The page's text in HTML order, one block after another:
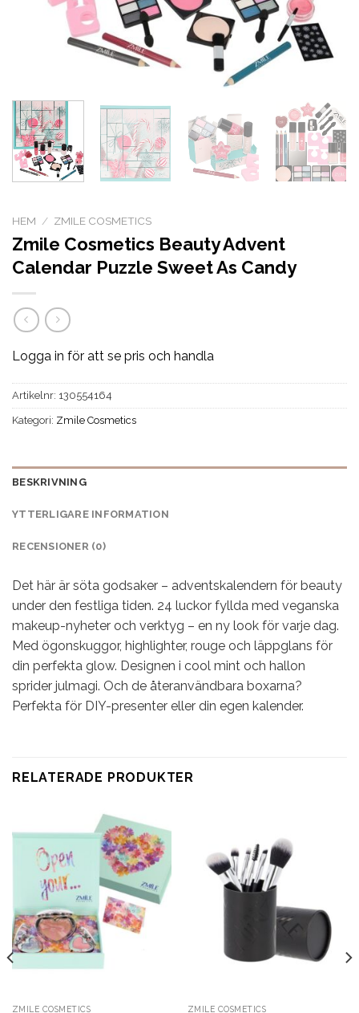
HEM / ZMILE COSMETICS
Zmile Cosmetics Beauty Advent
Calendar Puzzle Sweet As Candy
Logga in för att se pris och handla
Artikelnr: 130554164
Kategori: Zmile Cosmetics
BESKRIVNING
YTTERLIGARE INFORMATION
RECENSIONER (0)
Det här är söta godsaker – adventskalendern för beauty
under den festliga tiden. 24 luckor fyllda med veganska
makeup-nyheter och verktyg – en ny look för varje dag.
Med ögonskuggor, highlighter, rouge och läppglans för
din perfekta glow. Designen i cool mint och hallon
sprider julmagi. Och de återanvändbara boxarna?
Perfekta för DIY-presenter eller din egen kalender.
RELATERADE PRODUKTER
ZMILE COSMETICS ZMILE COSMETICS